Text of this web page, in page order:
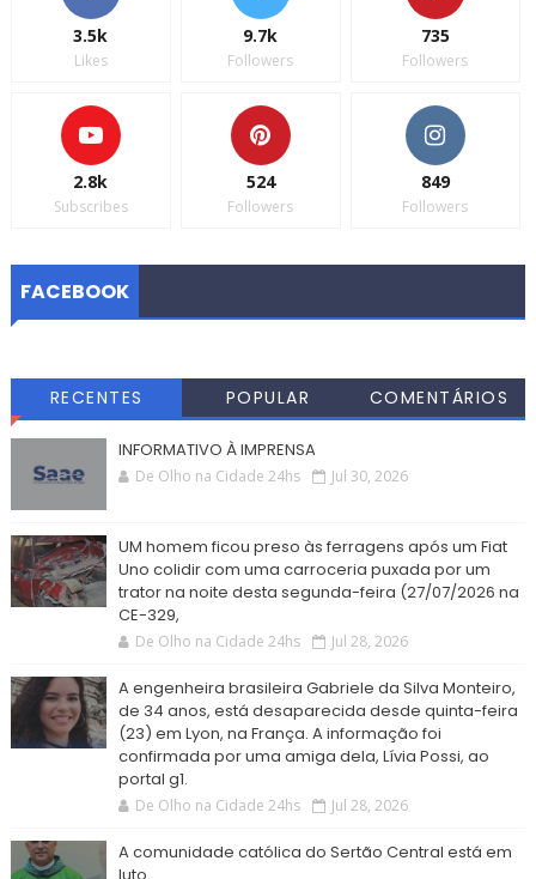
3.5k
Likes
9.7k
Followers
735
Followers
2.8k
Subscribes
524
Followers
849
Followers
FACEBOOK
RECENTES POPULAR COMENTÁRIOS
INFORMATIVO À IMPRENSA
De Olho na Cidade 24hs Jul 30, 2026
UM homem ficou preso às ferragens após um Fiat
Uno colidir com uma carroceria puxada por um
trator na noite desta segunda-feira (27/07/2026 na
CE-329,
De Olho na Cidade 24hs Jul 28, 2026
A engenheira brasileira Gabriele da Silva Monteiro,
de 34 anos, está desaparecida desde quinta-feira
(23) em Lyon, na França. A informação foi
confirmada por uma amiga dela, Lívia Possi, ao
portal g1.
De Olho na Cidade 24hs Jul 28, 2026
A comunidade católica do Sertão Central está em
luto.